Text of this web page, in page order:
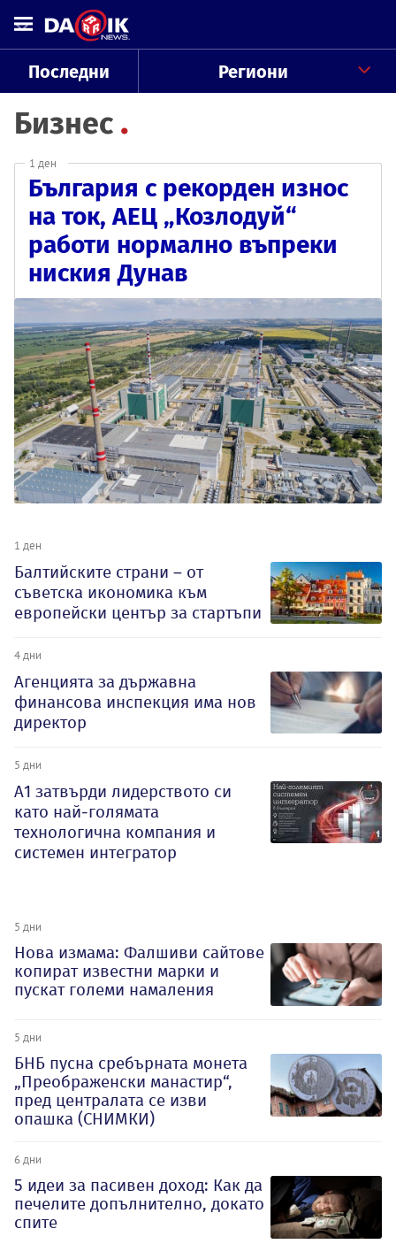
Последни Региони
Бизнес
1 ден
България с рекорден износ
на ток, АЕЦ „Козлодуй“
работи нормално въпреки
ниския Дунав
1 ден
Балтийските страни – от
съветска икономика към
европейски център за стартъпи
4 дни
Агенцията за държавна
финансова инспекция има нов
директор
5 дни
А1 затвърди лидерството си
като най-голямата
технологична компания и
системен интегратор
5 дни
Нова измама: Фалшиви сайтове
копират известни марки и
пускат големи намаления
5 дни
БНБ пусна сребърната монета
„Преображенски манастир“,
пред централата се изви
опашка (СНИМКИ)
6 дни
5 идеи за пасивен доход: Как да
печелите допълнително, докато
спите